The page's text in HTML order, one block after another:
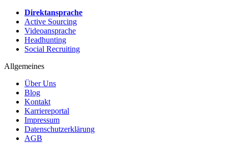
Direktansprache
Active Sourcing
Videoansprache
Headhunting
Social Recruiting
Allgemeines
Über Uns
Blog
Kontakt
Karriereportal
Impressum
Datenschutzerklärung
AGB